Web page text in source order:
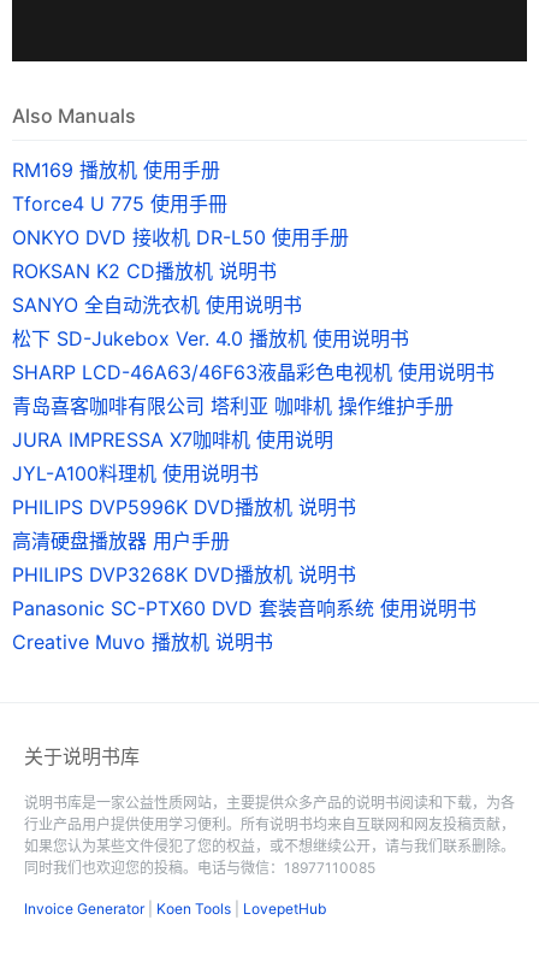
Also Manuals
RM169 播放机 使用手册
Tforce4 U 775 使用手冊
ONKYO DVD 接收机 DR-L50 使用手册
ROKSAN K2 CD播放机 说明书
SANYO 全自动洗衣机 使用说明书
松下 SD-Jukebox Ver. 4.0 播放机 使用说明书
SHARP LCD-46A63/46F63液晶彩色电视机 使用说明书
青岛喜客咖啡有限公司 塔利亚 咖啡机 操作维护手册
JURA IMPRESSA X7咖啡机 使用说明
JYL-A100料理机 使用说明书
PHILIPS DVP5996K DVD播放机 说明书
高清硬盘播放器 用户手册
PHILIPS DVP3268K DVD播放机 说明书
Panasonic SC-PTX60 DVD 套装音响系统 使用说明书
Creative Muvo 播放机 说明书
关于说明书库
说明书库是一家公益性质网站，主要提供众多产品的说明书阅读和下载，为各
行业产品用户提供使用学习便利。所有说明书均来自互联网和网友投稿贡献，
如果您认为某些文件侵犯了您的权益，或不想继续公开，请与我们联系删除。
同时我们也欢迎您的投稿。电话与微信：18977110085
Invoice Generator| Koen Tools LovepetHub